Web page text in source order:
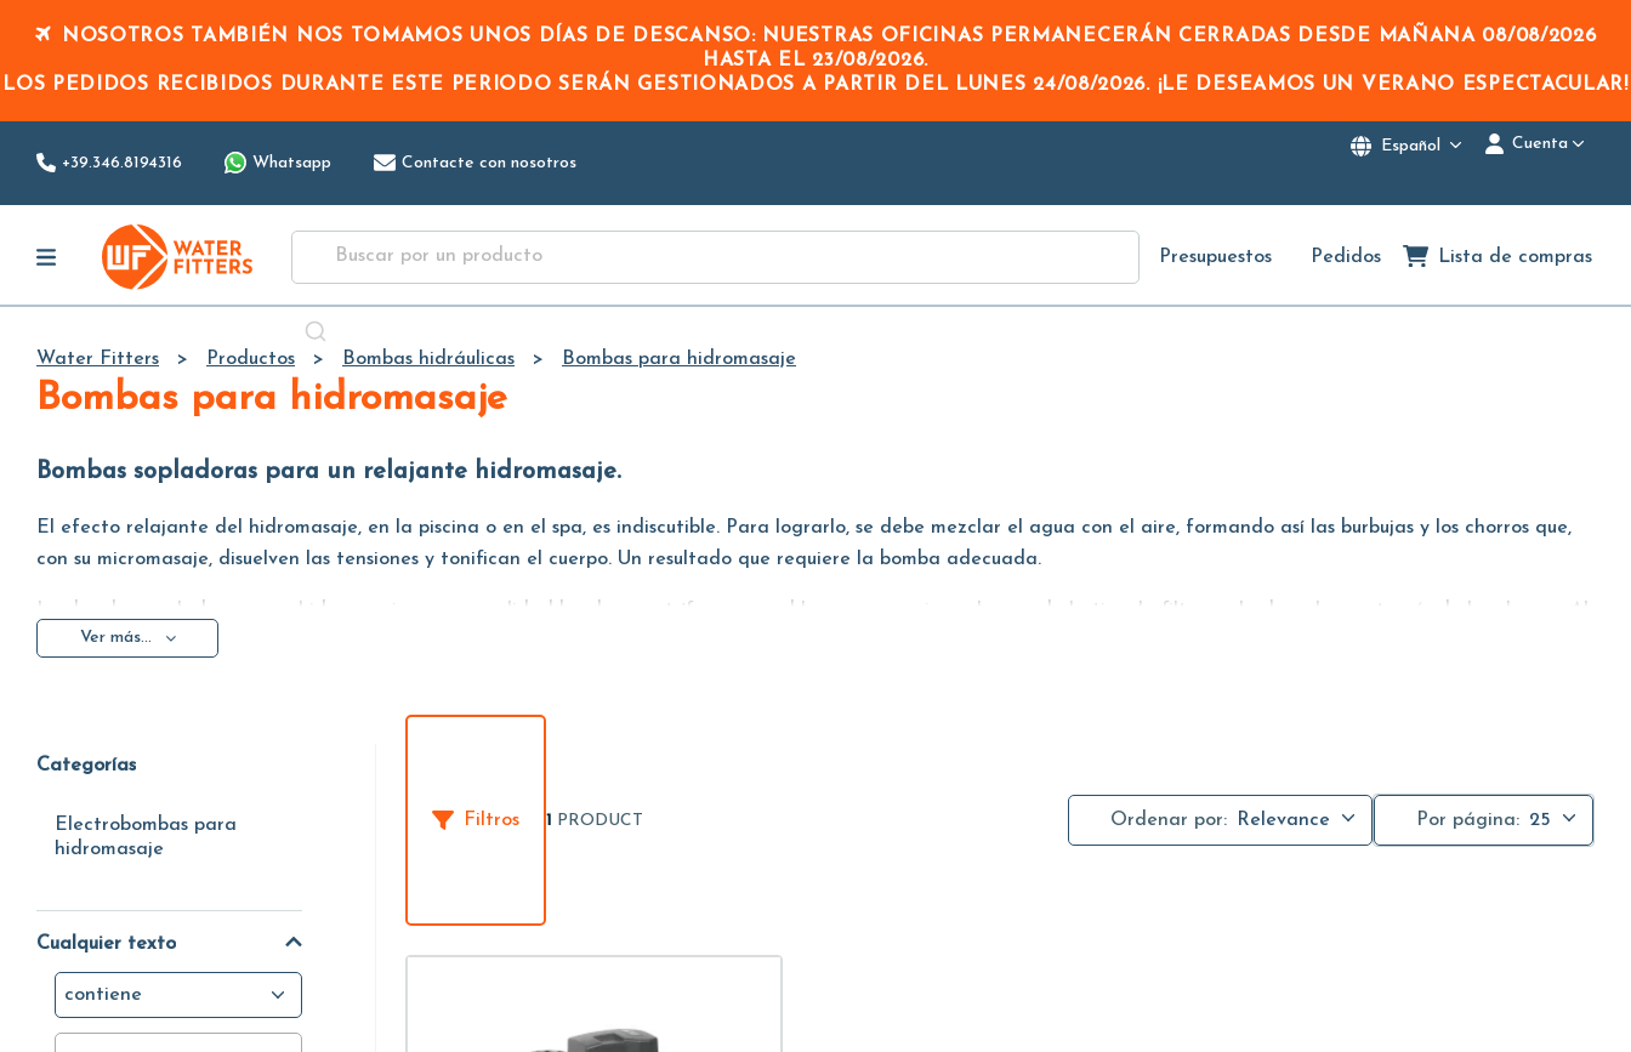
Main
Content
NOSOTROS TAMBIÉN NOS TOMAMOS UNOS DÍAS DE DESCANSO: NUESTRAS OFICINAS PERMANECERÁN CERRADAS DESDE MAÑANA 08/08/2026
HASTA EL 23/08/2026.
LOS PEDIDOS RECIBIDOS DURANTE ESTE PERIODOSERÁN GESTIONADOS A PARTIR DEL LUNES 24/08/2026. ¡LE DESEAMOS UN VERANO ESPECTACULAR!
+39.346.8194316 Whatsapp Contacte con nosotros
Español Cuenta
Presupuestos Pedidos Lista de compras
Water Fitters Productos Bombas hidráulicas Bombas para hidromasaje
Bombas para hidromasaje
Bombas sopladoras para un relajante hidromasaje.
El efecto relajante del hidromasaje, en la piscina o en el spa, es indiscutible. Para lograrlo, se debe mezclar el agua con el aire, formando así las burbujas y los chorros que,
con su micromasaje, disuelven las tensiones y tonifican el cuerpo. Un resultado que requiere la bomba adecuada.
Las bombas sopladoras para hidromasaje son en realidad bombas centrífugas monobloque que aspiran el agua de la tina, la filtran y la devuelven a través de los chorros. Al
elegir la bomba, para un correcto dimensionamiento, es importante considerar la potencia de los chorros deseada.
Ver más...
Categorías
Electrobombas para
hidromasaje
Cualquier texto
contiene
Filtros 1 PRODUCT Ordenar por: Relevance Por página: 25